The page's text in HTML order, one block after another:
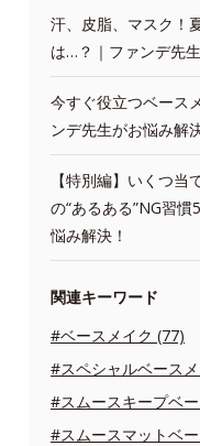
汗、皮脂、マスク！
は…？｜ファンデ先
今すぐ役立つベース
ンデ先生がお悩み解
【特別編】いくつ当
の“あるある”NG習
悩み解決！
関連キーワード
#ベースメイク (77)
#スペシャルベース
#スムースキープベ
#スムースマットベ